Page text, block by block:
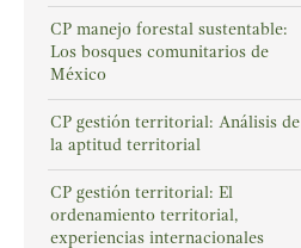
CP manejo forestal sustentable:
Los bosques comunitarios de
México
CP gestión territorial: Análisis de
la aptitud territorial
CP gestión territorial: El
ordenamiento territorial,
experiencias internacionales